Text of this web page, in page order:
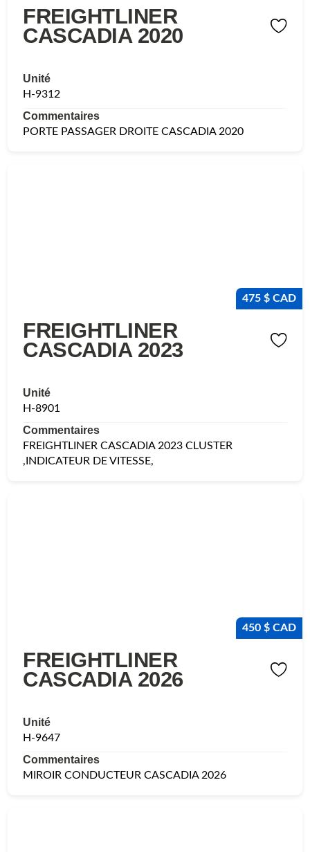
FREIGHTLINER
CASCADIA 2020
Unité
H-9312
Commentaires
PORTE PASSAGER DROITE CASCADIA 2020
475 $ CAD
FREIGHTLINER
CASCADIA 2023
Unité
H-8901
Commentaires
FREIGHTLINER CASCADIA 2023 CLUSTER
,INDICATEUR DE VITESSE,
450 $ CAD
FREIGHTLINER
CASCADIA 2026
Unité
H-9647
Commentaires
MIROIR CONDUCTEUR CASCADIA 2026